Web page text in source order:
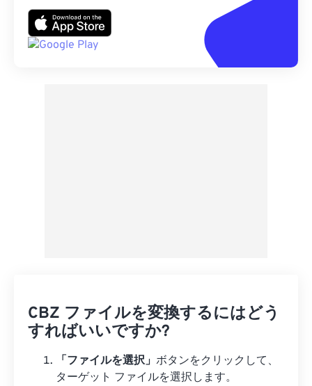
CBZ ファイルを変換するにはどう
すればいいですか?
「ファイルを選択」 ボタンをクリックして、
ターゲット ファイルを選択します。